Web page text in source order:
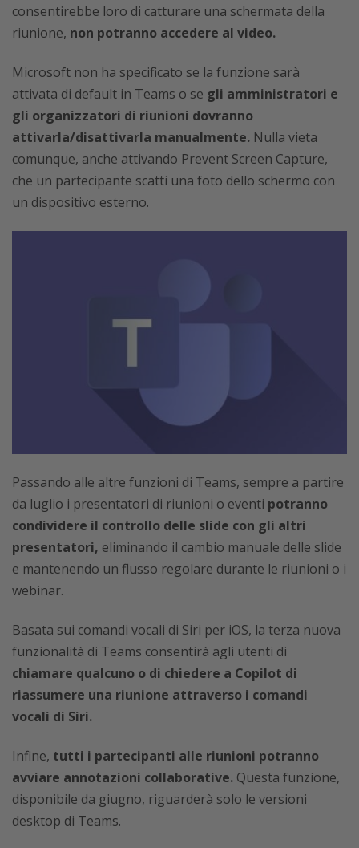
consentirebbe loro di catturare una schermata della
riunione, non potranno accedere al video.
Microsoft non ha specificato se la funzione sarà
attivata di default in Teams o se gli amministratori e
gli organizzatori di riunioni dovranno
attivarla/disattivarla manualmente. Nulla vieta
comunque, anche attivando Prevent Screen Capture,
che un partecipante scatti una foto dello schermo con
un dispositivo esterno.
Passando alle altre funzioni di Teams, sempre a partire
da luglio i presentatori di riunioni o eventi potranno
condividere il controllo delle slide con gli altri
presentatori, eliminando il cambio manuale delle slide
e mantenendo un flusso regolare durante le riunioni o i
webinar.
Basata sui comandi vocali di Siri per iOS, la terza nuova
funzionalità di Teams consentirà agli utenti di
chiamare qualcuno o di chiedere a Copilot di
riassumere una riunione attraverso i comandi
vocali di Siri.
Infine, tutti i partecipanti alle riunioni potranno
avviare annotazioni collaborative. Questa funzione,
disponibile da giugno, riguarderà solo le versioni
desktop di Teams.